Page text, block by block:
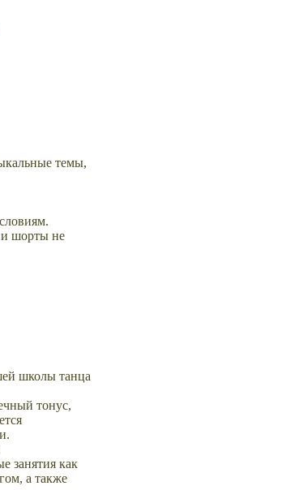
темы,
и шорты не
школы танца
тонус,
занятия как
а также